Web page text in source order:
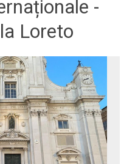
-
Loreto